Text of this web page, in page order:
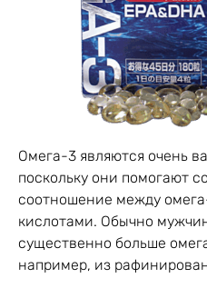
Омега-3 являются очень
поскольку они помогают
соотношение между
кислотами. Обычно
существенно больше
например, из